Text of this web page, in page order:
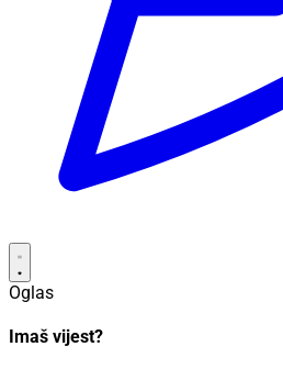
Oglas
Imaš vijest?